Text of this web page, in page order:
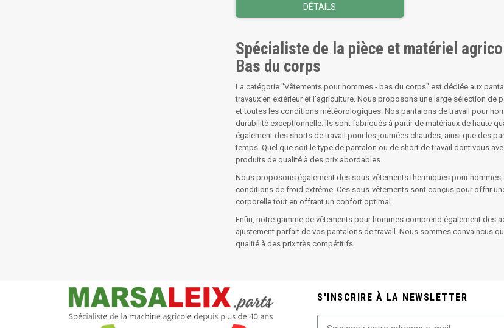
DÉTAILS
Spécialiste de la pièce et matériel
Bas du corps
La catégorie "Vêtements pour hommes - bas du corps" est dédiée aux
travaux en extérieur et l'agriculture. Nous proposons une large sélection
et toutes les conditions météorologiques. Nos pantalons de travail pour
durabilité exceptionnelle. Ils sont fabriqués à partir de matériaux de haute
également des shorts de travail pour les journées chaudes, ainsi que des
temps. Quel que soit le type de pantalon ou de short de travail dont vous
produits de qualité à des prix abordables.
Nous proposons également des sous-vêtements thermiques pour
conditions de froid extrême. Ces sous-vêtements sont conçus pour offrir
corporelle tout en offrant un confort optimal.
Enfin, notre gamme de vêtements pour hommes comprend également des
ajustement parfait de vos pantalons de travail. Nous sommes convaincus
qualité à des prix très compétitifs.
S'INSCRIRE À LA NEWSLETTER